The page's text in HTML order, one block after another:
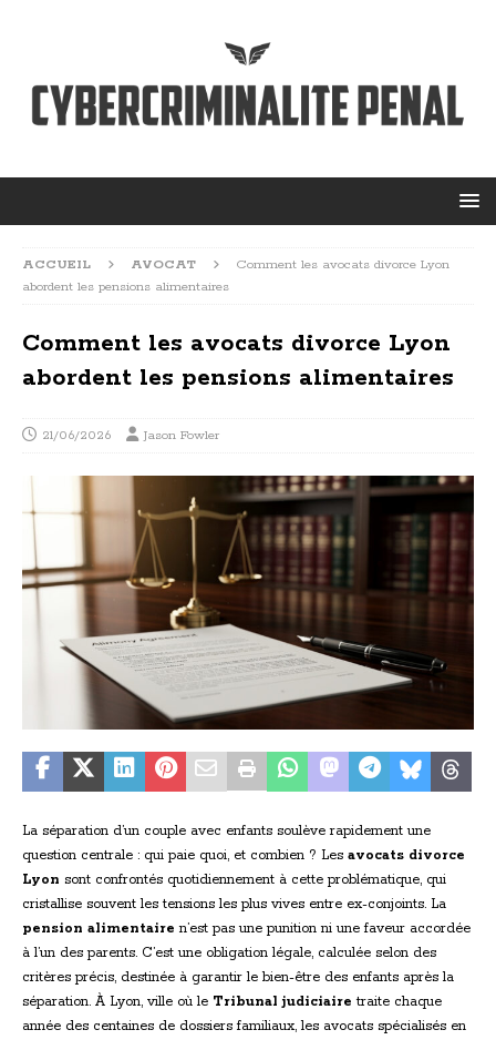
ACCUEIL AVOCAT
Comment les avocats divorce Lyon
abordent les pensions alimentaires
Comment les avocats divorce Lyon
abordent les pensions alimentaires
21/06/2026 Jason Fowler
La séparation d’un couple avec enfants soulève rapidement une
question centrale : qui paie quoi, et combien ? Les avocats divorce
Lyon sont confrontés quotidiennement à cette problématique, qui
cristallise souvent les tensions les plus vives entre ex-conjoints. La
pension alimentaire n’est pas une punition ni une faveur accordée
à l’un des parents. C’est une obligation légale, calculée selon des
critères précis, destinée à garantir le bien-être des enfants après la
séparation. À Lyon, ville où le Tribunal judiciaire traite chaque
année des centaines de dossiers familiaux, les avocats spécialisés en